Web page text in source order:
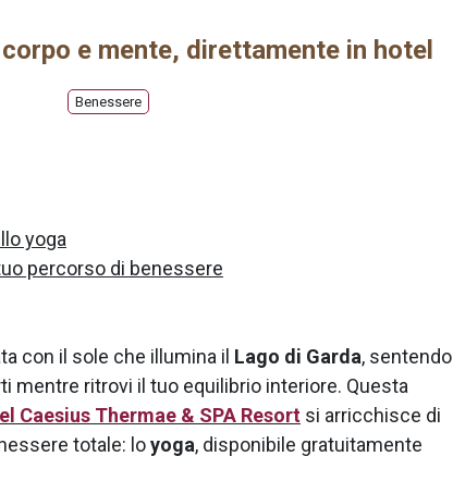
e mente, direttamente in hotel
Benessere
yoga
percorso di benessere
con il sole che illumina il Lago di Garda, sentendo
mentre ritrovi il tuo equilibrio interiore. Questa
Caesius Thermae & SPA Resort si arricchisce di
totale: loyoga, disponibile gratuitamente